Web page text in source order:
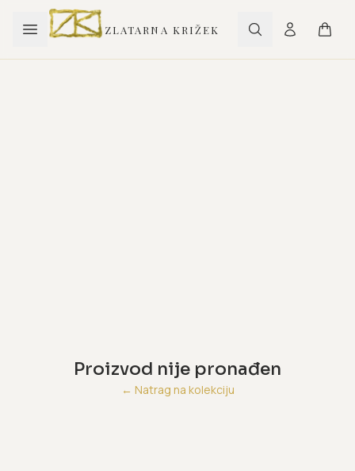
ZLATARNA KRIŽEK
Proizvod nije pronađen
← Natrag na kolekciju